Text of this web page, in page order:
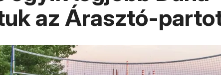
az Árasztó-